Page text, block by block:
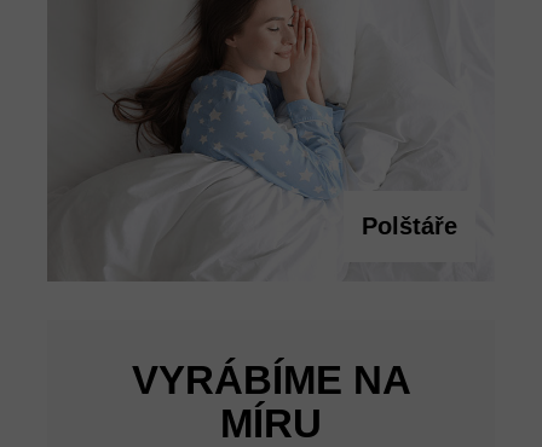
Polštáře
VYRÁBÍME NA
MÍRU